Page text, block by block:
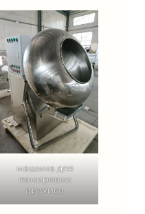
машина для
панировки
арахиса